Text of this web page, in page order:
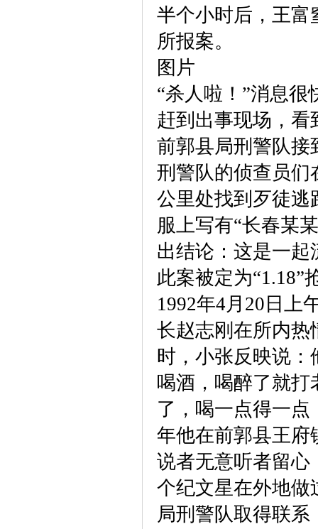
半个小时后，王富
所报案。
图片
“杀人啦！”消息
赶到出事现场，
前郭县局刑警队
刑警队的侦查员们
公里处找到歹徒逃
服上写有“长春某
出结论：这是一
此案被定为“1.18”
1992年4月20日上
长赵志刚在所内热
时，小张反映说
喝酒，喝醉了就打
了，喝一点得一点
年他在前郭县王
说者无意听者留心
个纪文星在外地做
局刑警队取得联系